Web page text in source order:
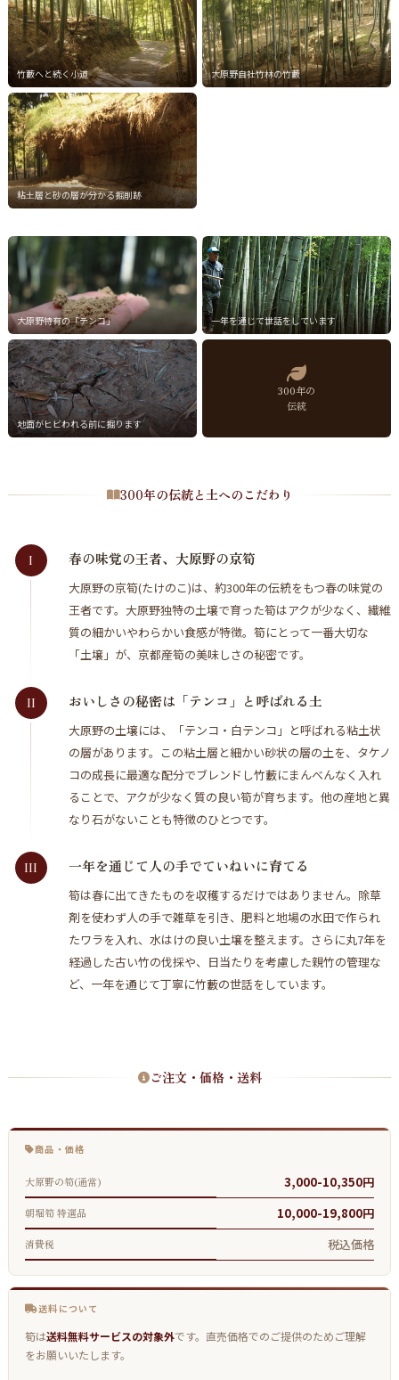
竹藪へと続く小道 大原野自社竹林の竹藪
粘土層と砂の層が分かる掘削跡
大原野特有の「テンコ」 一年を通じて世話をしています
地面がヒビわれる前に掘ります
300年の
伝統
300年の伝統と土へのこだわり
I 春の味覚の王者、大原野の京筍
大原野の京筍(たけのこ)は、約300年の伝統をもつ春の味覚の
王者です。大原野独特の土壌で育った筍はアクが少なく、繊維
質の細かいやわらかい食感が特徴。筍にとって一番大切な
「土壌」が、京都産筍の美味しさの秘密です。
II おいしさの秘密は「テンコ」と呼ばれる土
大原野の土壌には、「テンコ・白テンコ」と呼ばれる粘土状
の層があります。この粘土層と細かい砂状の層の土を、タケノ
コの成長に最適な配分でブレンドし竹藪にまんべんなく入れ
ることで、アクが少なく質の良い筍が育ちます。他の産地と異
なり石がないことも特徴のひとつです。
III 一年を通じて人の手でていねいに育てる
筍は春に出てきたものを収穫するだけではありません。除草
剤を使わず人の手で雑草を引き、肥料と地場の水田で作られ
たワラを入れ、水はけの良い土壌を整えます。さらに丸7年を
経過した古い竹の伐採や、日当たりを考慮した親竹の管理な
ど、一年を通じて丁寧に竹藪の世話をしています。
ご注文・価格・送料
商品・価格
大原野の筍(通常) 3,000-10,350円
朝堀筍 特選品 10,000-19,800円
消費税 税込価格
送料について
筍は送料無料サービスの対象外です。直売価格でのご提供のためご理解
をお願いいたします。